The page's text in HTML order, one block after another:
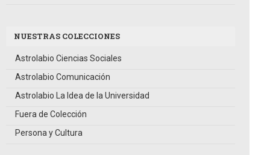
NUESTRAS COLECCIONES
Astrolabio Ciencias Sociales
Astrolabio Comunicación
Astrolabio La Idea de la Universidad
Fuera de Colección
Persona y Cultura